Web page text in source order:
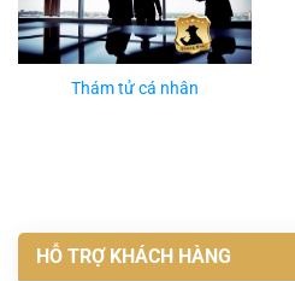
Thám tử cá nhân
HỖ TRỢ KHÁCH HÀNG